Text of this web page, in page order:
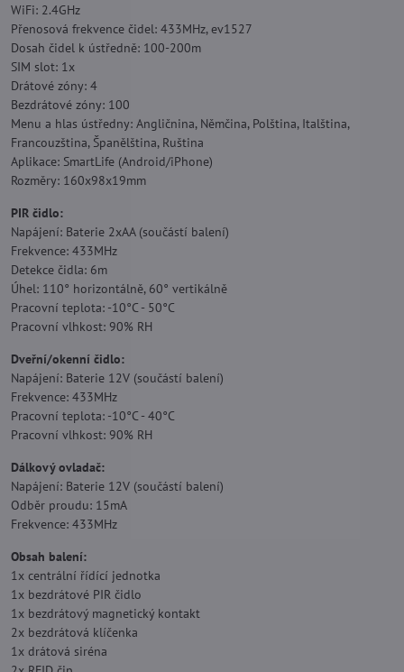
WiFi: 2.4GHz
Přenosová frekvence čidel: 433MHz, ev1527
Dosah čidel k ústředně: 100-200m
SIM slot: 1x
Drátové zóny: 4
Bezdrátové zóny: 100
Menu a hlas ústředny: Angličnina, Němčina, Polština, Italština,
Francouzština, Španělština, Ruština
Aplikace: SmartLife (Android/iPhone)
Rozměry: 160x98x19mm
PIR čidlo:
Napájení: Baterie 2xAA (součástí balení)
Frekvence: 433MHz
Detekce čidla: 6m
Úhel: 110° horizontálně, 60° vertikálně
Pracovní teplota: -10°C - 50°C
Pracovní vlhkost: 90% RH
Dveřní/okenní čidlo:
Napájení: Baterie 12V (součástí balení)
Frekvence: 433MHz
Pracovní teplota: -10°C - 40°C
Pracovní vlhkost: 90% RH
Dálkový ovladač:
Napájení: Baterie 12V (součástí balení)
Odběr proudu: 15mA
Frekvence: 433MHz
Obsah balení:
1x centrální řídící jednotka
1x bezdrátové PIR čidlo
1x bezdrátový magnetický kontakt
2x bezdrátová klíčenka
1x drátová siréna